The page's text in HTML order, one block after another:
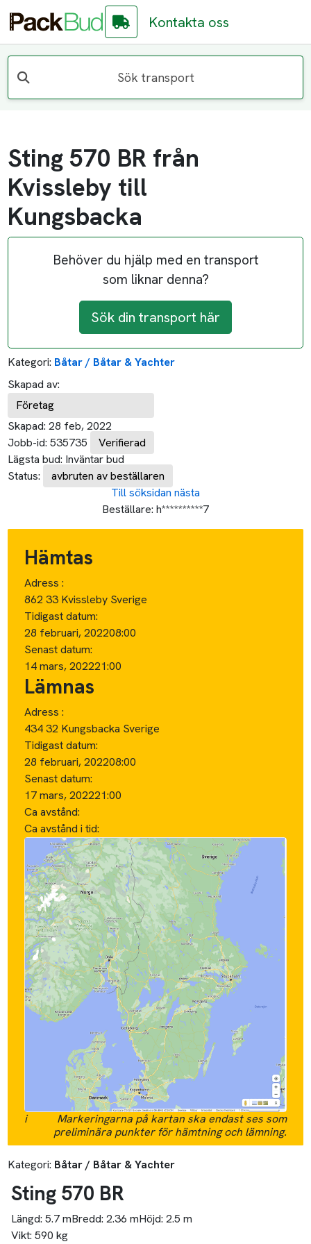
Kontakta oss
Sök transport
Sting 570 BR från
Kvissleby till
Kungsbacka
Behöver du hjälp med en transport
som liknar denna?
Sök din transport här
Kategori: Båtar / Båtar & Yachter
Skapad av:
Företag
Skapad: 28 feb, 2022
Jobb-id: 535735
Verifierad
Lägsta bud: Inväntar bud
Status:
avbruten av beställaren
Till söksidan nästa
Beställare: h**********7
Hämtas
Adress :
862 33 Kvissleby Sverige
Tidigast datum:
28 februari, 202208:00
Senast datum:
14 mars, 202221:00
Lämnas
Adress :
434 32 Kungsbacka Sverige
Tidigast datum:
28 februari, 202208:00
Senast datum:
17 mars, 202221:00
Ca avstånd:
Ca avstånd i tid:
i
Markeringarna på kartan ska endast ses som
preliminära punkter för hämtning och lämning.
Kategori: Båtar / Båtar & Yachter
Sting 570 BR
Längd: 5.7 mBredd: 2.36 mHöjd: 2.5 m
Vikt: 590 kg